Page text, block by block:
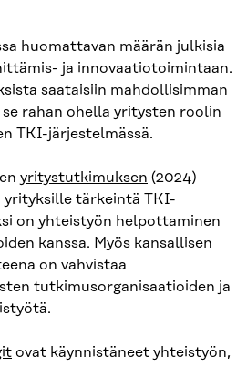
huomattavan määrän julkisia
ja innovaatiotoimintaan.
saataisiin mahdollisimman
rahan ohella yritysten roolin
TKI-järjestelmässä.
yritystutkimuksen (2024)
yrityksille tärkeintä TKI-
on yhteistyön helpottaminen
kanssa. Myös kansallisen
on vahvistaa
tutkimusorganisaatioiden ja
ovat käynnistäneet yhteistyön,